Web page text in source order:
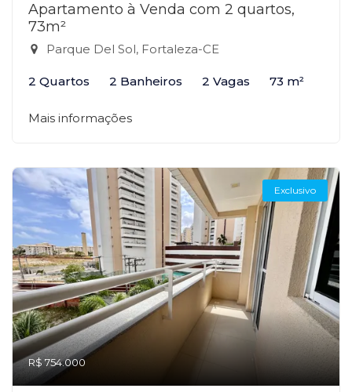
Apartamento à Venda com 2 quartos,
73m²
Parque Del Sol, Fortaleza-CE
2 Quartos 2 Banheiros 2 Vagas 73 m²
Mais informações
Exclusivo
R$ 754.000